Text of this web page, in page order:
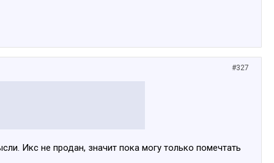
#327
Икс не продан, значит пока могу только помечтать